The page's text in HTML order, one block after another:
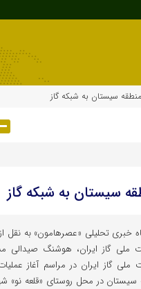
خبری تحلیلی «عصرهامون» به نقل
ملی گاز ایران، هوشنگ صیدالی
سیستان در محل روستای «قلعه نو»